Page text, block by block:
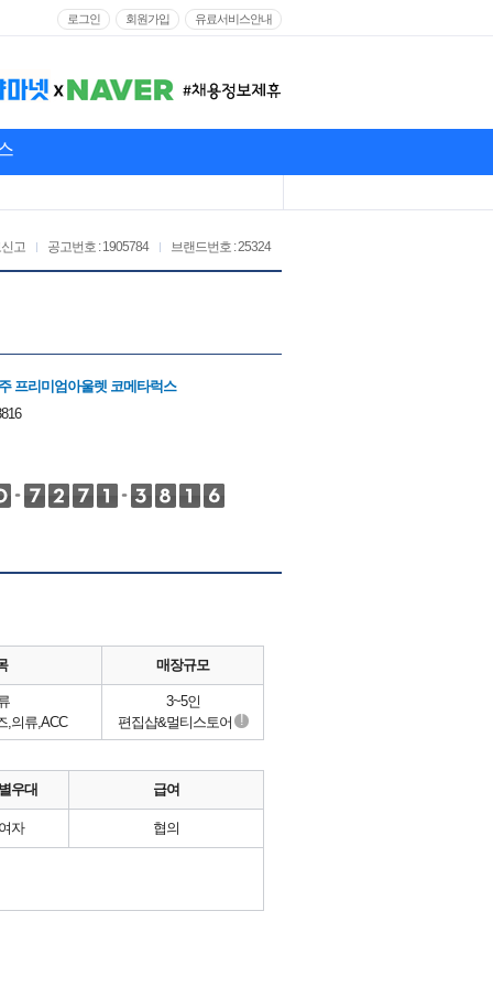
로그인 회원가입 유료서비스안내
브랜드번호 : 25324
공고번호 : 1905784
고
프리미엄아울렛 코메타럭스
매장규모
,의류,ACC
3~5인
편집샵&멀티스토어 !
우대 급여
여자 협의